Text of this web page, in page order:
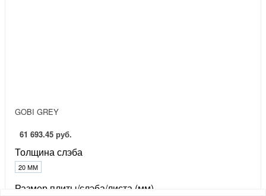
GOBI GREY
61 693.45 руб.
Толщина слэба
20 ММ
Размер плиты/слэба/листа (мм)